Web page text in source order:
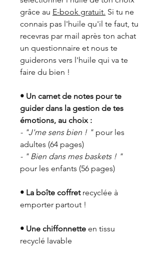
grâce au E-book gratuit. Si tu ne
connais pas l'huile qu'il te faut, tu
recevras par mail après ton achat
un questionnaire et nous te
guiderons vers l'huile qui va te
faire du bien !
• Un carnet de notes pour te
guider dans la gestion de tes
émotions, au choix :
- "J'me sens bien ! " pour les
adultes (64 pages)
- " Bien dans mes baskets ! "
pour les enfants (56 pages)
• La boîte coffretrecyclée à
emporter partout !
• Une chiffonnette en tissu
recyclé lavable